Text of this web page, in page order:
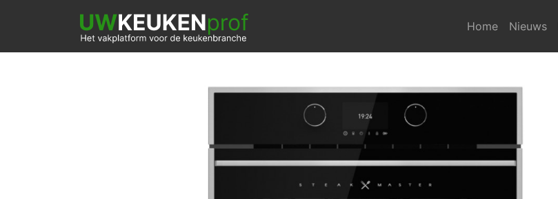
Home Nieuws